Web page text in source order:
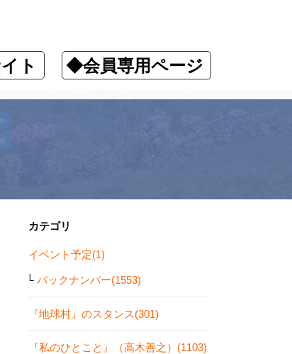
ト ◆会員専用ページ
♪
カテゴリ
イベント予定(1)
バックナンバー(1553)
『地球村』のスタンス(301)
『私のひとこと』（高木善之）(1103)